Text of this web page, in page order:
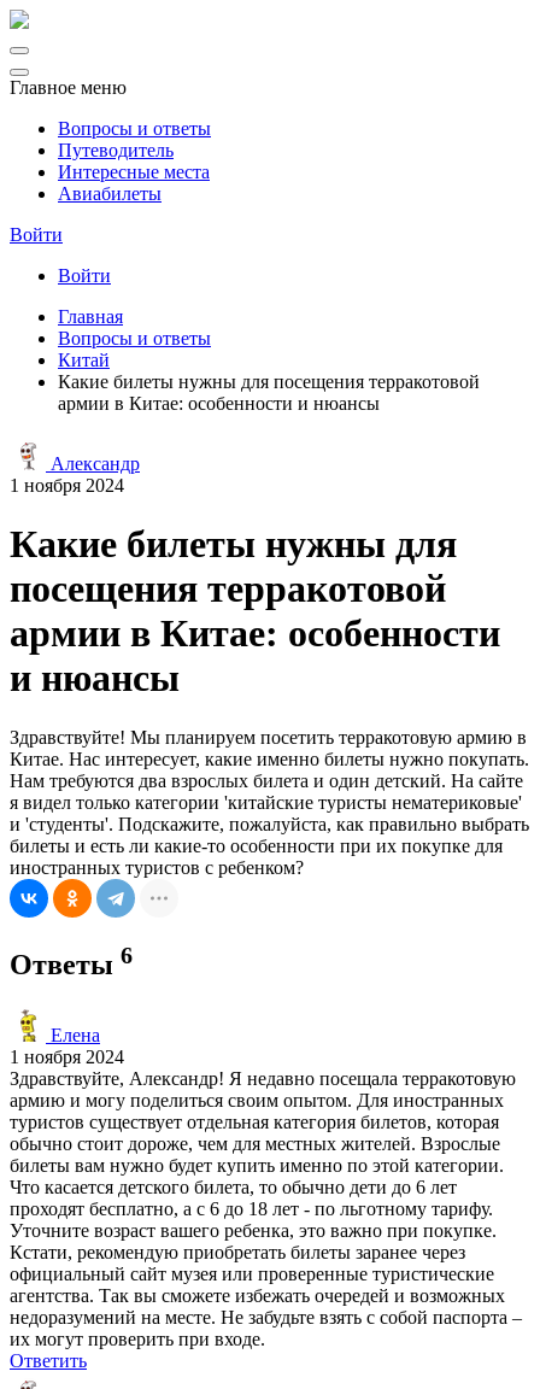
Главное меню
Вопросы и ответы
Путеводитель
Интересные места
Авиабилеты
Войти
Войти
Главная
Вопросы и ответы
Китай
Какие билеты нужны для посещения терракотовой
армии в Китае: особенности и нюансы
Александр
1 ноября 2024
Какие билеты нужны для
посещения терракотовой
армии в Китае: особенности
и нюансы
Здравствуйте! Мы планируем посетить терракотовую армию в
Китае. Нас интересует, какие именно билеты нужно покупать.
Нам требуются два взрослых билета и один детский. На сайте
я видел только категории 'китайские туристы нематериковые'
и 'студенты'. Подскажите, пожалуйста, как правильно выбрать
билеты и есть ли какие-то особенности при их покупке для
иностранных туристов с ребенком?
Ответы 6
Елена
1 ноября 2024
Здравствуйте, Александр! Я недавно посещала терракотовую
армию и могу поделиться своим опытом. Для иностранных
туристов существует отдельная категория билетов, которая
обычно стоит дороже, чем для местных жителей. Взрослые
билеты вам нужно будет купить именно по этой категории.
Что касается детского билета, то обычно дети до 6 лет
проходят бесплатно, а с 6 до 18 лет - по льготному тарифу.
Уточните возраст вашего ребенка, это важно при покупке.
Кстати, рекомендую приобретать билеты заранее через
официальный сайт музея или проверенные туристические
агентства. Так вы сможете избежать очередей и возможных
недоразумений на месте. Не забудьте взять с собой паспорта –
их могут проверить при входе.
Ответить